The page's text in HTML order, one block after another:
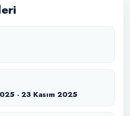
- 23 Kasım 2025